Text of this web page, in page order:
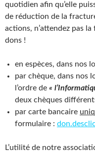
quotidien afin qu’elle
de réduction de la
actions, n’attendez pas
dons !
en espèces, dans nos
par chèque, dans nos
l’ordre de «
deux chèques
par carte bancaire
formulaire :
L’utilité de notre